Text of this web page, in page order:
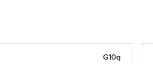
G10q